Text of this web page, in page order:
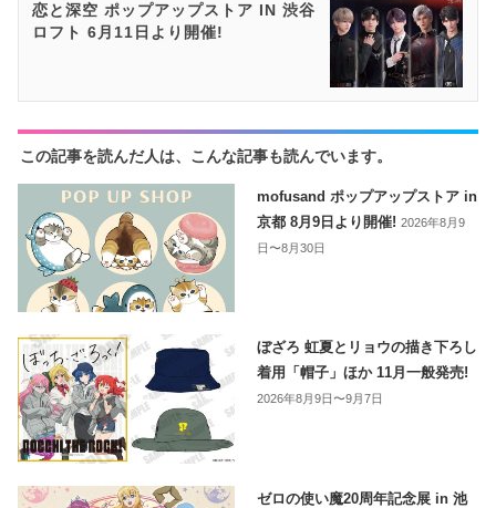
恋と深空 ポップアップストア IN 渋谷
ロフト 6月11日より開催!
この記事を読んだ人は、こんな記事も読んでいます。
mofusand ポップアップストア in
京都 8月9日より開催!2026年8月9
日〜8月30日
ぼざろ 虹夏とリョウの描き下ろし
着用「帽子」ほか 11月一般発売!
2026年8月9日〜9月7日
ゼロの使い魔20周年記念展 in 池